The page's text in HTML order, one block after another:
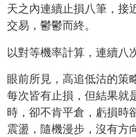
天之內連續止損八筆，接
交易，鬱鬱而終。
以對等機率計算，連續八
眼前所見，高追低沽的策
每次皆有止損，但結果就
時，卻不肯平倉，虧損時
震盪，隨機漫步，沒有方